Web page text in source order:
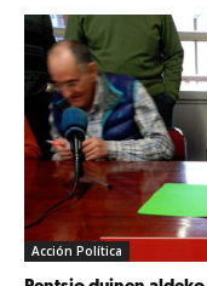
Acción Política